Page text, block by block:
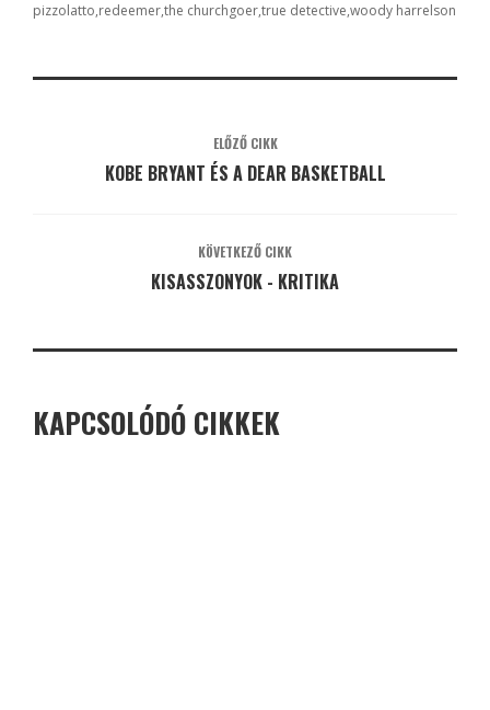
pizzolatto redeemerthe churchgoertrue detective woody harrelson
ELŐZŐ CIKK
KOBE BRYANT ÉS A DEAR BASKETBALL
KÖVETKEZŐ CIKK
KISASSZONYOK - KRITIKA
KAPCSOLÓDÓ CIKKEK